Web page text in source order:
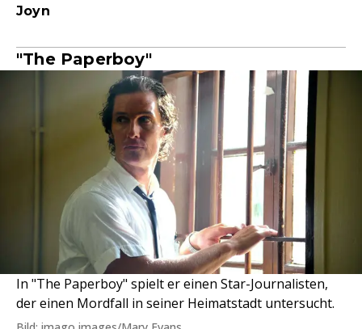
Joyn
"The Paperboy"
In "The Paperboy" spielt er einen Star-Journalisten,
der einen Mordfall in seiner Heimatstadt untersucht.